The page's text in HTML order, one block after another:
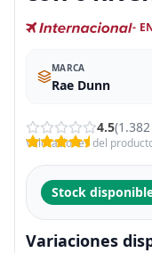
-
MARCA
Rae Dunn
4.5
Valoraciones del
Stock
Variaciones